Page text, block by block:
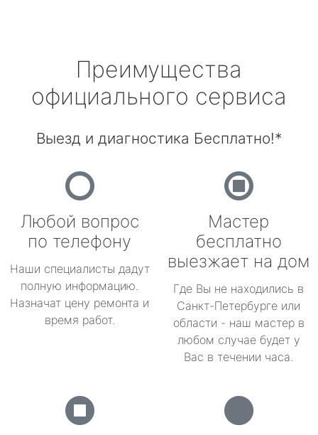
Преимущества
официального сервиса
Выезд и диагностика Бесплатно!*
Любой вопрос
по телефону
Наши специалисты дадут
полную информацию.
Назначат цену ремонта и
время работ.
Мастер
бесплатно
выезжает на дом
Где Вы не находились в
Санкт-Петербурге или
области - наш мастер в
любом случае будет у
Вас в течении часа.